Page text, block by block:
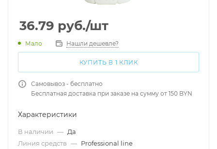
36.79 руб./шт
Мало Нашли дешевле?
КУПИТЬ В 1 КЛИК
Самовывоз - бесплатно
Бесплатная доставка при заказе на сумму от 150 BYN
Характеристики
В наличии — Да
Линия средств — Professional line